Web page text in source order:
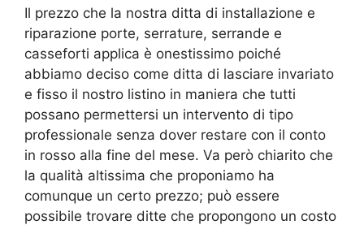
Il prezzo che la nostra ditta di installazione e
riparazione porte, serrature, serrande e
casseforti applica è onestissimo poiché
abbiamo deciso come ditta di lasciare invariato
e fisso il nostro listino in maniera che tutti
possano permettersi un intervento di tipo
professionale senza dover restare con il conto
in rosso alla fine del mese. Va però chiarito che
la qualità altissima che proponiamo ha
comunque un certo prezzo; può essere
possibile trovare ditte che propongono un costo